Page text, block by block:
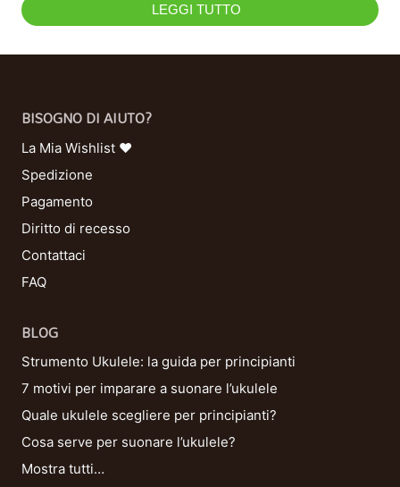
LEGGI TUTTO
BISOGNO DI AIUTO?
La Mia Wishlist ❤
Spedizione
Pagamento
Diritto di recesso
Contattaci
FAQ
BLOG
Strumento Ukulele: la guida per principianti
7 motivi per imparare a suonare l’ukulele
Quale ukulele scegliere per principianti?
Cosa serve per suonare l’ukulele?
Mostra tutti…